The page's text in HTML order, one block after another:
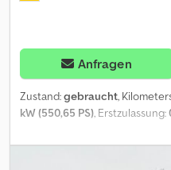
Anfragen
Zustand:gebraucht,
kW (550,65 PS), Erstzulassung:
,
nächste Prüfung (TÜV):08/